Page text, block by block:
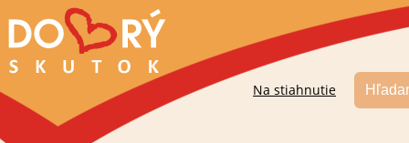
Na stiahnutie